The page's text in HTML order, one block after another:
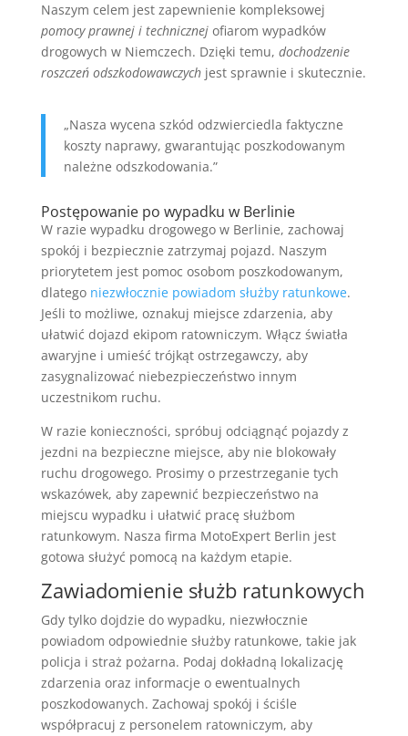
Naszym celem jest zapewnienie kompleksowej
pomocy prawnej i technicznejofiarom wypadków
drogowych w Niemczech. Dzięki temu, dochodzenie
roszczeń odszkodowawczychjest sprawnie i skutecznie.
„Nasza wycena szkód odzwierciedla faktyczne
koszty naprawy, gwarantując poszkodowanym
należne odszkodowania.”
Postępowanie po wypadku w Berlinie
W razie wypadku drogowego w Berlinie, zachowaj
spokój i bezpiecznie zatrzymaj pojazd. Naszym
priorytetem jest pomoc osobom poszkodowanym,
dlatego niezwłocznie powiadom służby ratunkowe.
Jeśli to możliwe, oznakuj miejsce zdarzenia, aby
ułatwić dojazd ekipom ratowniczym. Włącz światła
awaryjne i umieść trójkąt ostrzegawczy, aby
zasygnalizować niebezpieczeństwo innym
uczestnikom ruchu.
W razie konieczności, spróbuj odciągnąć pojazdy z
jezdni na bezpieczne miejsce, aby nie blokowały
ruchu drogowego. Prosimy o przestrzeganie tych
wskazówek, aby zapewnić bezpieczeństwo na
miejscu wypadku i ułatwić pracę służbom
ratunkowym. Nasza firma MotoExpert Berlin jest
gotowa służyć pomocą na każdym etapie.
Zawiadomienie służb ratunkowych
Gdy tylko dojdzie do wypadku, niezwłocznie
powiadom odpowiednie służby ratunkowe, takie jak
policja i straż pożarna. Podaj dokładną lokalizację
zdarzenia oraz informacje o ewentualnych
poszkodowanych. Zachowaj spokój i ściśle
współpracuj z personelem ratowniczym, aby